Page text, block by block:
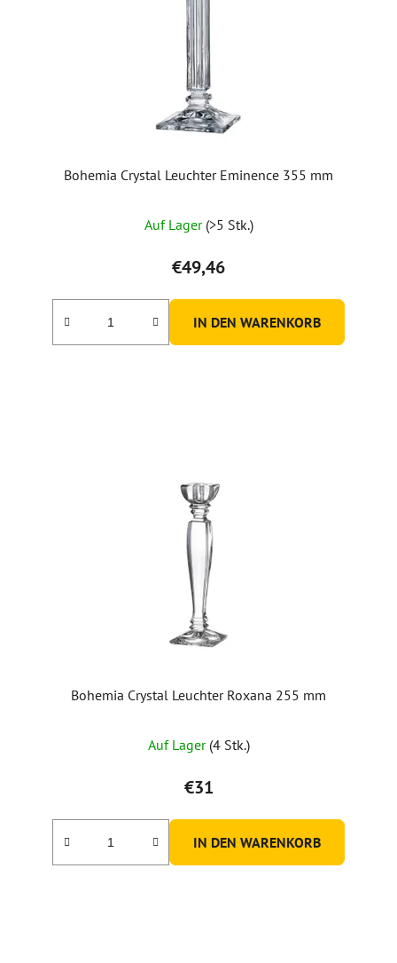
Bohemia Crystal Leuchter Eminence 355 mm
Auf Lager (>5 Stk.)
€49,46
IN DEN WARENKORB
Bohemia Crystal Leuchter Roxana 255 mm
Auf Lager (4 Stk.)
€31
IN DEN WARENKORB